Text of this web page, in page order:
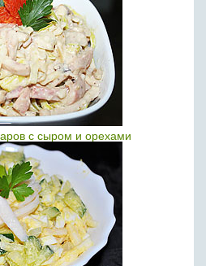
с сыром и орехами